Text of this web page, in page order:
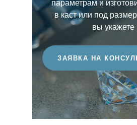
этот показатель, тем более
считается бриллиант.
ЗАЯВКА НА
параметрам и
в каст или под
вы укажете